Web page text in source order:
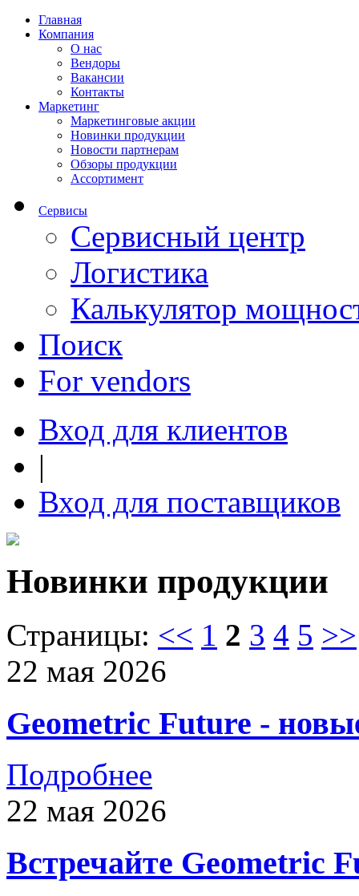
Главная
Компания
О нас
Вендоры
Вакансии
Контакты
Маркетинг
Маркетинговые акции
Новинки продукции
Новости партнерам
Обзоры продукции
Ассортимент
Сервисы
Сервисный центр
Логистика
Калькулятор
Поиск
For vendors
Вход для клиентов
|
Вход для поставщиков
Новинки продукции
Страницы: << 1 2 3 4 5 >>
22 мая 2026
Geometric Future -
Подробнее
22 мая 2026
Встречайте Geometric